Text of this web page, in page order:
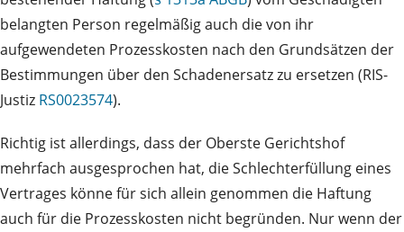
belangten Person regelmäßig auch die von ihr
aufgewendeten Prozesskosten nach den Grundsätzen der
Bestimmungen über den Schadenersatz zu ersetzen (RIS-
Justiz RS0023574).
Richtig ist allerdings, dass der Oberste Gerichtshof
mehrfach ausgesprochen hat, die Schlechterfüllung eines
Vertrages könne für sich allein genommen die Haftung
auch für die Prozesskosten nicht begründen. Nur wenn der